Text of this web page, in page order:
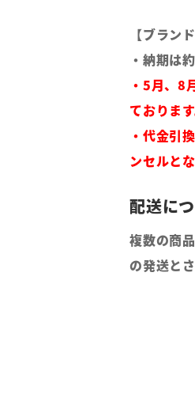
【ブラン
・納期は
・5月、8
ております
・代金引
ンセルとな
複数の商
の発送と